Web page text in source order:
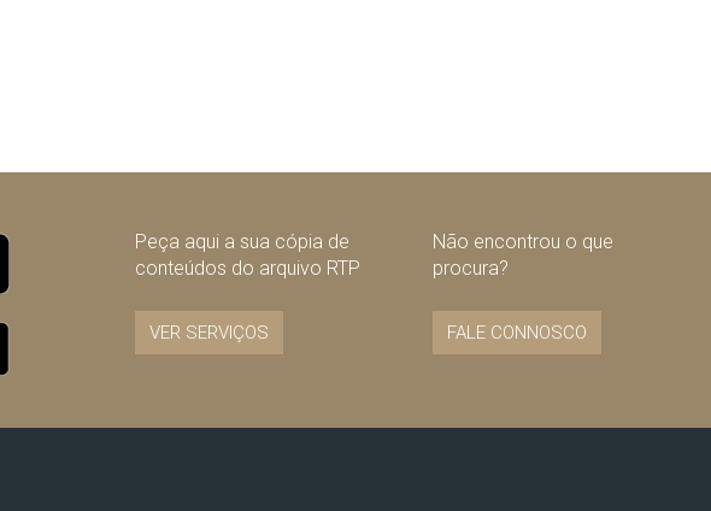
Peça aqui a sua cópia de
conteúdos do arquivo RTP
VER SERVIÇOS
Não encontrou o que
procura?
FALE CONNOSCO